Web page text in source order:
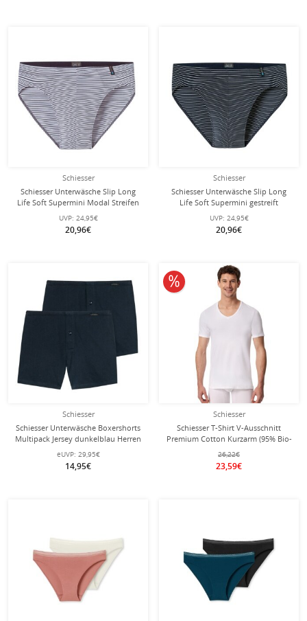
Schiesser
Schiesser Unterwäsche Slip Long
Life Soft Supermini Modal Streifen
graphitgrau Herren - 1 Stück
UVP: 24,95€
20,96€
Schiesser
Schiesser Unterwäsche Slip Long
Life Soft Supermini gestreift
nachtblau Herren - 1 Stück
UVP: 24,95€
20,96€
Schiesser
Schiesser Unterwäsche Boxershorts
Multipack Jersey dunkelblau Herren
- 2 Stück
eUVP: 29,95€
14,95€
Schiesser
Schiesser T-Shirt V-Ausschnitt
Premium Cotton Kurzarm (95% Bio-
Baumwolle) Unterwäsche weiss
Herren
26,22€
23,59€
10% reduziert